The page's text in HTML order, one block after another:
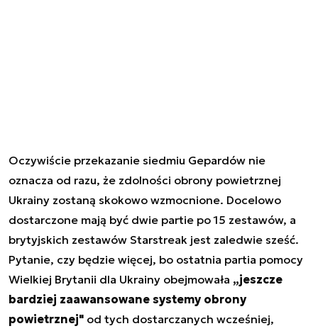
Oczywiście przekazanie siedmiu Gepardów nie
oznacza od razu, że zdolności obrony powietrznej
Ukrainy zostaną skokowo wzmocnione. Docelowo
dostarczone mają być dwie partie po 15 zestawów, a
brytyjskich zestawów Starstreak jest zaledwie sześć.
Pytanie, czy będzie więcej, bo ostatnia partia pomocy
Wielkiej Brytanii dla Ukrainy obejmowała „jeszcze
bardziej zaawansowane systemy obrony
powietrznej" od tych dostarczanych wcześniej,